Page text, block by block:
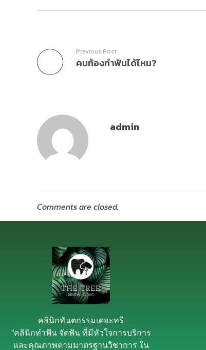
Previous Post
คนท้องทำฟันได้ไหม?
admin
Comments are closed.
คลินิกทันตกรรมเดอะทรี
“คลินิกทำฟัน จัดฟัน ที่มีหัวใจการบริการ
และคุณภาพตามมาตรฐานวิชาการ ใน